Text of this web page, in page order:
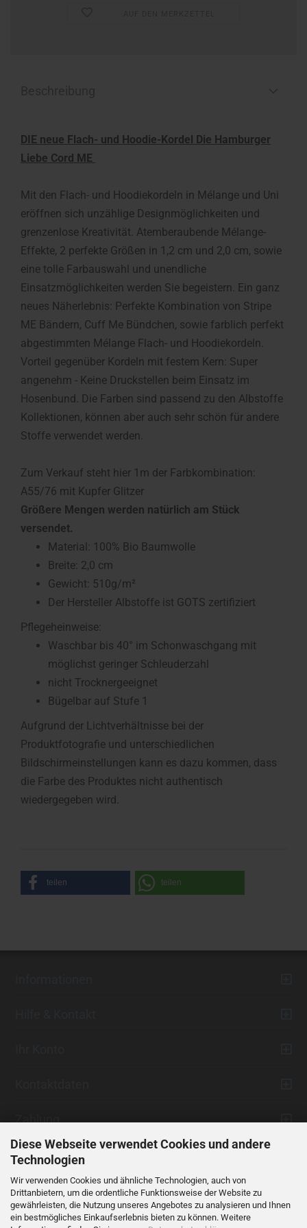
Diese Webseite verwendet Cookies und andere
Technologien
Wir verwenden Cookies und ähnliche Technologien, auch von
Drittanbietern, um die ordentliche Funktionsweise der Website zu
gewährleisten, die Nutzung unseres Angebotes zu analysieren und Ihnen
ein bestmögliches Einkaufserlebnis bieten zu können. Weitere
DIE neue Flach- und Hoodie-Kordel Die Hamburger
Liebe Cord ME
Mit den Flach- und Hoodiekordeln in Mélange und Uni
eröffnen sich unzählige Designmöglichkeiten und
grenzenlose Kreativität. Atemberaubende Mélange-
Effekte, 2 perfekte Größen in 1,2 cm und 2,0 cm, sowie
eine tolle Farbauswahl und unendliche
Einsatzmöglichkeiten werden Sie begeistern. Ein ganz
neues Näherlebnis: Perfekte Kombination von Stripe
ME Bändern, Cuff Me Bündchen, sowie farblich perfekt
abgestimmten Mélange Flach- und Hoodiekordeln.
Vorteil gegenüber Kordeln mit festem Kern: Super
angenehm - Keine Druckstellen beim Einsatz im
Hosenbund. Die Farben sind passend zu den Albstoffe
Kollektionen, können aber auch sehr schön für andere
Stoffe verwendet werden.
Zum Verkauf steht hier 1m der Farbkombination:
A55/76 mit Kupfer Glitzer
Größere Mengen werden natürlich am Stück
versendet.
Material: 100% Bio Baumwolle
Breite: 2,0 cm
Gewicht: 510g/m²
Der Hersteller Albstoffe ist GOTS zertifiziert
Pflegeheinweise:
Waschbar bis 40° im Schonwaschgang mit
möglichst geringer Schleuderzahl
nicht Trocknergeeignet
Bügelbar auf Stufe 1
Aufgrund der Lichtverhältnisse bei der
Produktfotografie und unterschiedlichen
Bildschirmeinstellungen kann es dazu kommen, dass
die Farbe des Produktes nicht authentisch
wiedergegeben wird.
teilen teilen
Zahlung